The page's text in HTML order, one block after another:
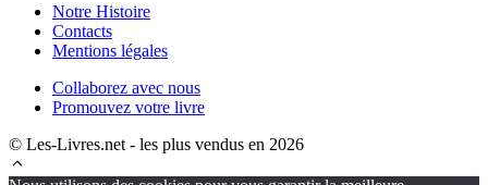
Notre Histoire
Contacts
Mentions légales
Collaborez avec nous
Promouvez votre livre
© Les-Livres.net - les plus vendus en 2026